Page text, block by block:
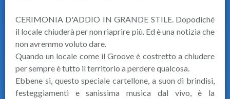
CERIMONIA D'ADDIO IN GRANDE STILE. Dopodiché
il locale chiuderà per non riaprire più. Ed è una notizia che
non avremmo voluto dare.
Quando un locale come il Groove è costretto a chiudere
per sempre è tutto il territorio a perdere qualcosa.
Ebbene sì, questo speciale cartellone, a suon di brindisi,
festeggiamenti e sanissima musica dal vivo, è la